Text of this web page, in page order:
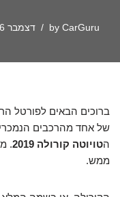
by CarGuru דצמבר 26, 2025
ברוכים הבאים לפורטל
של אחד מהרכבים
הטויוטה קורולה 2019
.
ממש.